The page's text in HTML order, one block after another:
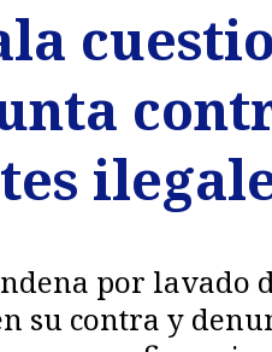
por lavado
su contra y